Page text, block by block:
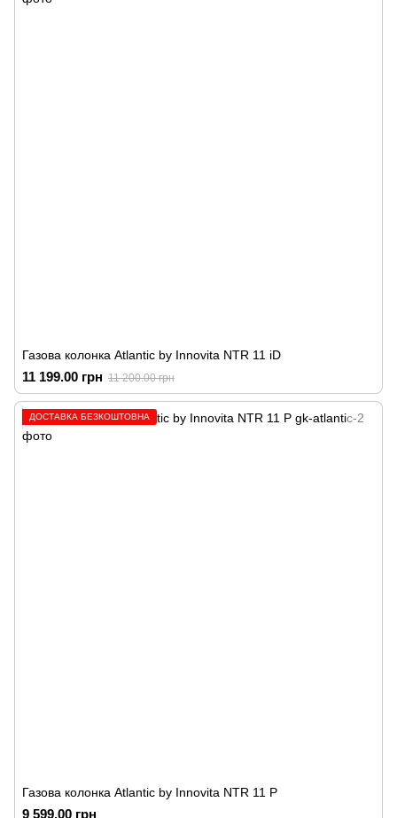
Газова колонка Atlantic by Innovita NTR 11 iD
11 199.00 грн 11 200.00 грн
ДОСТАВКА БЕЗКОШТОВНА
Газова колонка Atlantic by Innovita NTR 11 P
9 599.00 грн